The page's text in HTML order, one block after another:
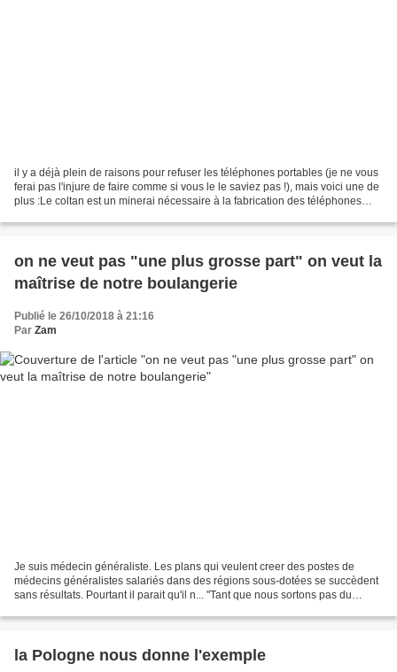
il y a déjà plein de raisons pour refuser les téléphones portables (je ne vous
ferai pas l'injure de faire comme si vous le le saviez pas !), mais voici une de
plus :Le coltan est un minerai nécessaire à la fabrication des téléphones
on ne veut pas "une plus grosse part" on veut la
maîtrise de notre boulangerie
Publié le 26/10/2018 à 21:16
Par Zam
Je suis médecin généraliste. Les plans qui veulent creer des postes de
médecins généralistes salariés dans des régions sous-dotées se succèdent
sans résultats. Pourtant il parait qu'il n... "Tant que nous sortons pas du
la Pologne nous donne l'exemple